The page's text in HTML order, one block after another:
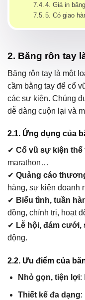
4. Giá in
5. Có giao
2. Băng rôn tay
Băng rôn tay là một
cầm bằng tay để cổ
các sự kiện. Chúng
dễ dàng cuộn lại và
2.1. Ứng dụng của
✔ Cổ vũ sự kiện thể
marathon…
✔ Quảng cáo
hàng, sự kiện doanh
✔ Biểu tình, tuần
đồng, chính trị, hoạt
✔ Lễ hội, đám cưới,
động.
2.2. Ưu điểm của
Nhỏ gọn, tiện lợi:
Thiết kế đa dạng: